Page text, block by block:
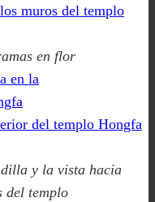
en flor
y la vista hacia
del templo